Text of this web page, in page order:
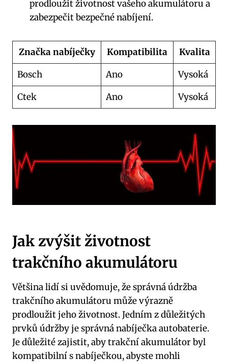
prodloužit životnost vašeho akumulátoru a
zabezpečit bezpečné nabíjení.
Značka nabíječky Kompatibilita
Kvalita
Bosch
Ano
Vysoká
Ctek
Ano Vysoká
Jak zvýšit životnost
trakčního akumulátoru
Většina lidí si uvědomuje, že správná údržba
trakčního akumulátoru může výrazně
prodloužit jeho životnost. Jedním z důležitých
prvků údržby je správná nabíječka autobaterie.
Je důležité zajistit, aby trakční akumulátor byl
kompatibilní s nabíječkou, abyste mohli